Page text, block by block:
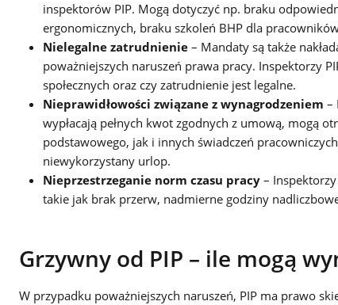
inspektorów PIP. Mogą dotyczyć np. braku
ergonomicznych, braku szkoleń BHP dla
Nielegalne zatrudnienie – Mandaty są także
poważniejszych naruszeń prawa pracy. Inspektorzy
społecznych oraz czy zatrudnienie jest legalne.
Nieprawidłowości związane z wynagrodzeniem –
wypłacają pełnych kwot zgodnych z umową, mogą
podstawowego, jak i innych świadczeń
niewykorzystany urlop.
Nieprzestrzeganie norm czasu pracy –
takie jak brak przerw, nadmierne godziny
Grzywny od PIP – ile mogą
W przypadku poważniejszych naruszeń, PIP ma prawo